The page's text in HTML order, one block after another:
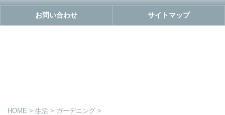
お問い合わせ サイトマップ
HOME > 生活 > ガーデニング >